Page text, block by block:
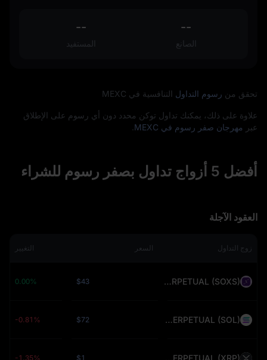
--
الصانع
--
المستفيد
تحقق من رسوم التداول التنافسية في MEXC
علاوة على ذلك، يمكنك تداول توكن محدد دون أي رسوم على الإطلاق
عبر
مهرجان صفر رسوم في MEXC
أفضل 5 أزواج تداول بصفر رسوم للشراء
العقود الآجلة
زوج التداول السعر التغيير
SOXSUSDT PERPETUAL (SOXS)
$43
0.00%
SOLUSDT PERPETUAL (SOL)
$72
-0.81%
XRPUSDT PERPETUAL (XRP)
$1
-1.35%